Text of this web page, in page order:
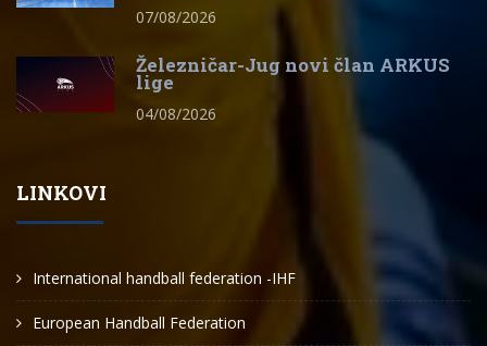
07/08/2026
Železničar-Jug novi član ARKUS
lige
04/08/2026
LINKOVI
International handball federation -IHF
European Handball Federation